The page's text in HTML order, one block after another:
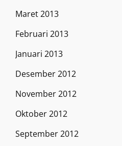
Maret 2013
Februari 2013
Januari 2013
Desember 2012
November 2012
Oktober 2012
September 2012